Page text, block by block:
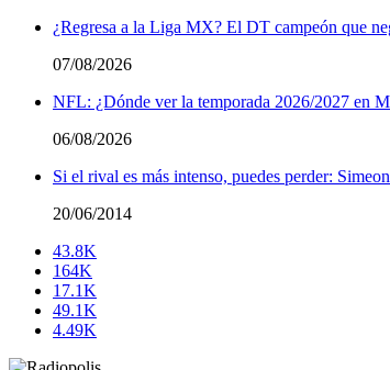
¿Regresa a la Liga MX? El DT campeón que
07/08/2026
NFL: ¿Dónde ver la temporada 2026/2027 en
06/08/2026
Si el rival es más intenso, puedes perder:
20/06/2014
43.8K
164K
17.1K
49.1K
4.49K